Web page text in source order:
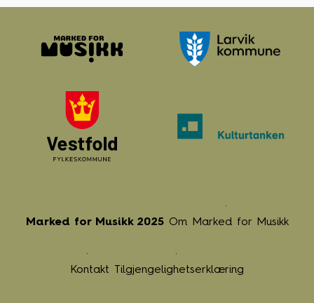
Marked for Musikk 2025 Om Marked for Musikk
Kontakt Tilgjengelighetserklæring